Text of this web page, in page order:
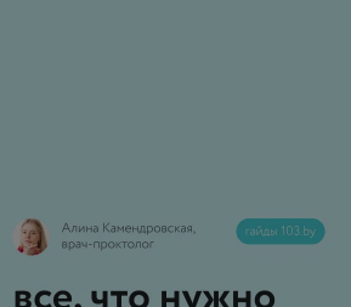
прессотерапия